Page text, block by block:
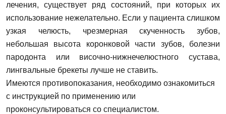
лечения, существует ряд состояний, при которых их
использование нежелательно. Если у пациента слишком
узкая челюсть, чрезмерная скученность зубов,
небольшая высота коронковой части зубов, болезни
пародонта или височно-нижнечелюстного сустава,
лингвальные брекеты лучше не ставить.
Имеются противопоказания, необходимо ознакомиться
с инструкцией по применению или
проконсультироваться со специалистом.
Запись на прием
Телефон
Телефон
E-mail
Сообщение
Заявка отправлена!